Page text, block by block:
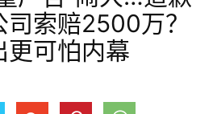
索赔2500万？
更可怕内幕